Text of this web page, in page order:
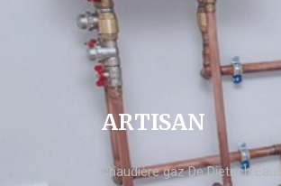
ARTISAN
chaudière gaz De Dietrich